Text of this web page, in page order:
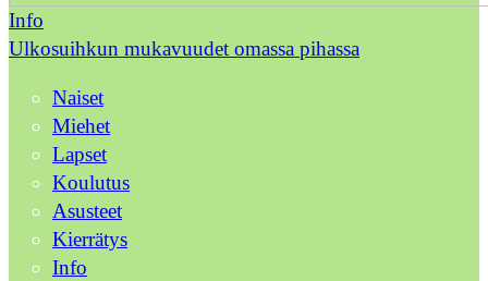
Info
Ulkosuihkun mukavuudet omassa pihassa
Naiset
Miehet
Lapset
Koulutus
Asusteet
Kierrätys
Info